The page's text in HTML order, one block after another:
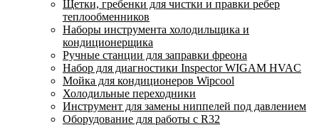
Щетки, гребенки для чистки и правки ребер
теплообменников
Наборы инструмента холодильщика и
кондиционерщика
Ручные станции для заправки фреона
Набор для диагностики Inspector WIGAM HVAC
Мойка для кондиционеров Wipcool
Холодильные переходники
Инструмент для замены ниппелей под давлением
Оборудование для работы с R32